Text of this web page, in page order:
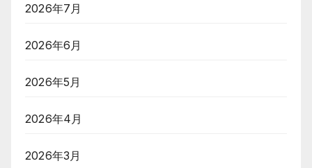
2026年7月
2026年6月
2026年5月
2026年4月
2026年3月